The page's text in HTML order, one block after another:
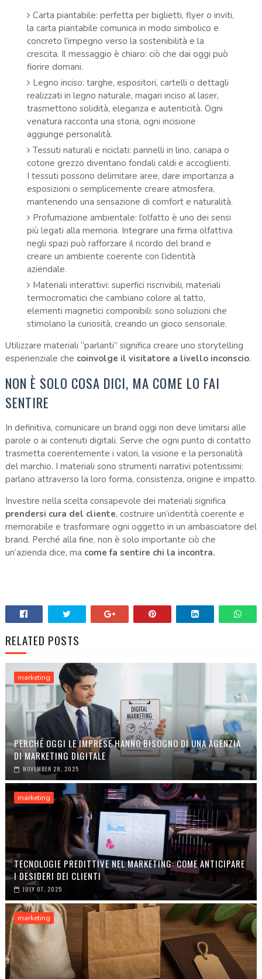
Carta piantabile: perfetta per biglietti, flyer o inviti,
la carta piantabile comunica in modo simbolico e
concreto l’impegno verso la sostenibilità e la
crescita. Il messaggio è chiaro: ciò che dai oggi può
fiorire domani.
Legno inciso: targhe, espositori, cartelli o dettagli
realizzati in legno naturale, magari inciso al laser,
trasmettono solidità, eleganza e autenticità. Ogni
venatura racconta una storia, ogni incisione
aggiunge personalità.
Tessuti naturali e riciclati: pannelli in lino, canapa o
cotone grezzo diventano fondali caldi e accoglienti.
I tessuti possono delimitare aree, dare importanza a
esposizioni o semplicemente creare atmosfera,
mantenendo una sensazione di comfort e naturalità.
Profumazione ambientale: l’olfatto è uno dei sensi
più legati alla memoria. Integrare una firma olfattiva
negli spazi può rafforzare il ricordo del brand e
creare un ambiente coerente con l’identità
aziendale.
Materiali interattivi: superfici riscrivibili, materiali
termocromatici che cambiano colore al tatto,
elementi magnetici componibili: sono soluzioni che
stimolano la curiosità, creando un gioco sensoriale.
Utilizzare materiali “parlanti” significa creare uno storytelling
esperienziale che coinvolge il visitatore a livello inconscio.
NON È SOLO COSA DICI, MA COME LO FAI
SENTIRE
In definitiva, comunicare un brand oggi non deve limitarsi alle
parole o ai contenuti digitali. Serve che ogni punto di contatto
trasmetta coerentemente i valori, la visione e la personalità
del marchio. I materiali sono strumenti narrativi potentissimi:
parlano attraverso la loro forma, consistenza, origine e impatto.
Investire nella scelta consapevole dei materiali significa
prendersi cura del cliente, costruire un’identità coerente e
memorabile e trasformare ogni oggetto in un ambasciatore del
brand. Perché alla fine, non è solo importante ciò che
un’azienda dice, ma come fa sentire chi la incontra.
RELATED POSTS
marketing
PERCHÉ OGGI LE IMPRESE HANNO BISOGNO DI UNA AGENZIA
DI MARKETING DIGITALE
NOVEMBER 28, 2025
marketing
TECNOLOGIE PREDITTIVE NEL MARKETING: COME ANTICIPARE
I DESIDERI DEI CLIENTI
JULY 07, 2025
marketing